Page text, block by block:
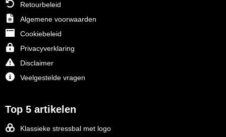
Retourbeleid
Algemene voorwaarden
Cookiebeleid
Privacyverklaring
Disclaimer
Veelgestelde vragen
Top 5 artikelen
Klassieke stressbal met logo